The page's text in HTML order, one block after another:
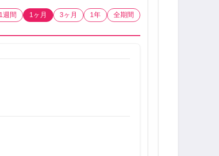
週間 1ヶ月 3ヶ月 1年 全期間